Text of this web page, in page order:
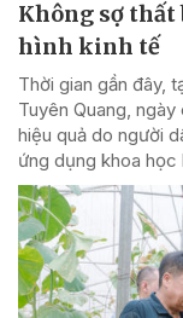
Không sợ
hình kinh tế
Thời gian gần đây,
Tuyên Quang,
hiệu quả do người
ứng dụng khoa học